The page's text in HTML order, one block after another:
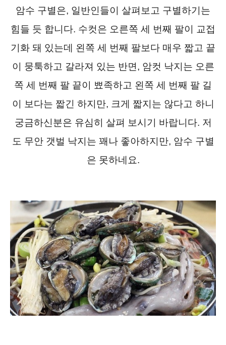
암수 구별은, 일반인들이 살펴보고 구별하기는
힘들 듯 합니다. 수컷은 오른쪽 세 번째 팔이 교접
기화 돼 있는데 왼쪽 세 번째 팔보다 매우 짧고 끝
이 뭉툭하고 갈라져 있는 반면, 암컷 낙지는 오른
쪽 세 번째 팔 끝이 뾰족하고 왼쪽 세 번째 팔 길
이 보다는 짧긴 하지만, 크게 짧지는 않다고 하니
궁금하신분은 유심히 살펴 보시기 바랍니다. 저
도 무안 갯벌 낙지는 꽤나 좋아하지만, 암수 구별
은 못하네요.